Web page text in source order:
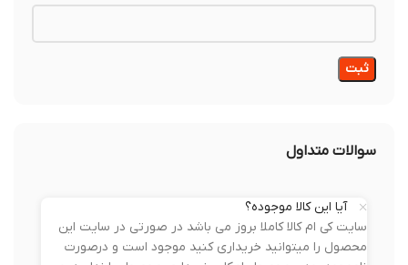
سوالات متداول
آیا این کالا موجوده؟
سایت کی ام کالا کاملا بروز می باشد در صورتی در سایت این
محصول را میتوانید خریداری کنید موجود است و درصورت